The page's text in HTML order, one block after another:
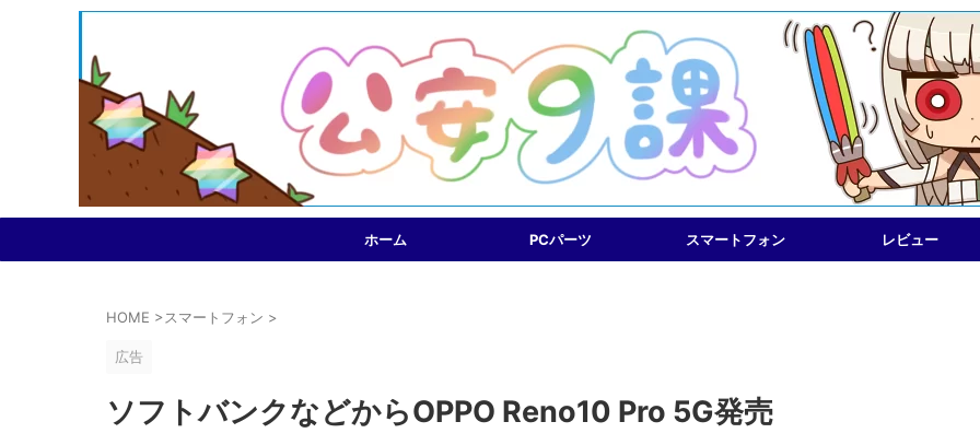
ホーム PCパーツ スマートフォン レビュー
HOME >スマートフォン >
広告
ソフトバンクなどからOPPO Reno10 Pro 5G発売